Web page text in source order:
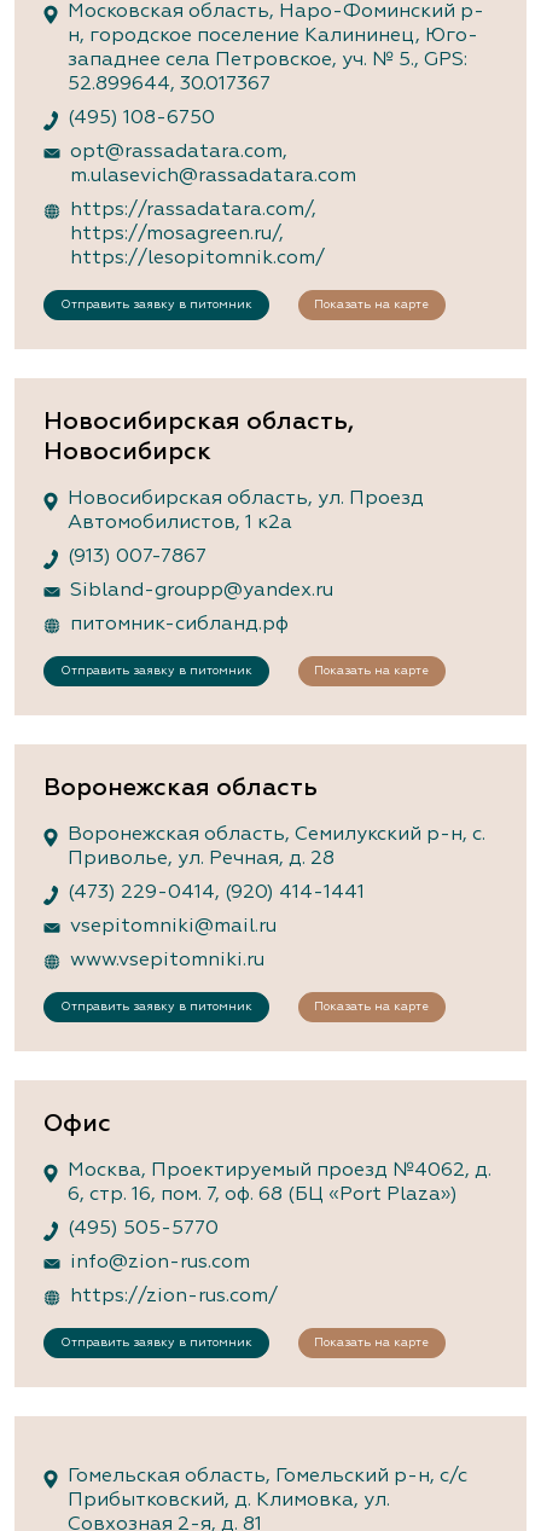
Московская область, Наро-Фоминский р-
н, городское поселение Калининец, Юго-
западнее села Петровское, уч. № 5., GPS:
52.899644, 30.017367
(495) 108-6750
opt@rassadatara.com,
m.ulasevich@rassadatara.com
https://rassadatara.com/,
https://mosagreen.ru/,
https://lesopitomnik.com/
Отправить заявку в питомник Показать на карте
Новосибирская область,
Новосибирск
Новосибирская область, ул. Проезд
Автомобилистов, 1 к2а
(913) 007-7867
Sibland-groupp@yandex.ru
питомник-сибланд.рф
Отправить заявку в питомник Показать на карте
Воронежская область
Воронежская область, Семилукский р-н, с.
Приволье, ул. Речная, д. 28
(473) 229-0414, (920) 414-1441
vsepitomniki@mail.ru
www.vsepitomniki.ru
Отправить заявку в питомник Показать на карте
Офис
Москва, Проектируемый проезд №4062, д.
6, стр. 16, пом. 7, оф. 68 (БЦ «Port Plaza»)
(495) 505-5770
info@zion-rus.com
https://zion-rus.com/
Отправить заявку в питомник Показать на карте
Гомельская область, Гомельский р-н, с/с
Прибытковский, д. Климовка, ул.
Совхозная 2-я, д. 81